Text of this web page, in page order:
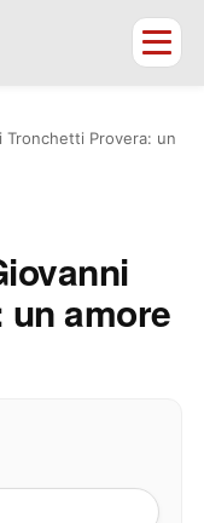
Tronchetti Provera: un
amore